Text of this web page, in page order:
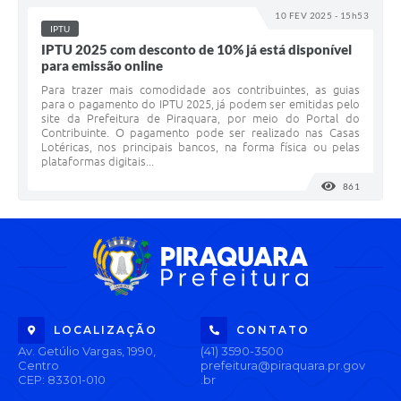
10 FEV 2025 - 15h53
IPTU
IPTU 2025 com desconto de 10% já está disponível
para emissão online
Para trazer mais comodidade aos contribuintes, as guias
para o pagamento do IPTU 2025, já podem ser emitidas pelo
site da Prefeitura de Piraquara, por meio do Portal do
Contribuinte. O pagamento pode ser realizado nas Casas
Lotéricas, nos principais bancos, na forma física ou pelas
plataformas digitais...
861
LOCALIZAÇÃO
Av. Getúlio Vargas, 1990,
Centro
CEP: 83301-010
CONTATO
(41) 3590-3500
prefeitura@piraquara.pr.gov
.br